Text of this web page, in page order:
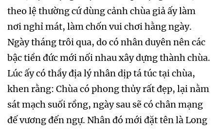
theo lệ thường cứ dùng cảnh chùa giả ấy làm
nơi nghỉ mát, làm chốn vui chơi hằng ngày.
Ngày tháng trôi qua, do có nhân duyên nên các
bậc tiền đức mới nối nhau xây dựng thành chùa.
Lúc ấy có thầy địa lý nhân dịp tá túc tại chùa,
khen rằng: Chùa có phong thủy rất đẹp, lại nằm
sát mạch suối rồng, ngày sau sẽ có chân mạng
đế vương đến ngự. Nhân đó mới đặt tên là Long